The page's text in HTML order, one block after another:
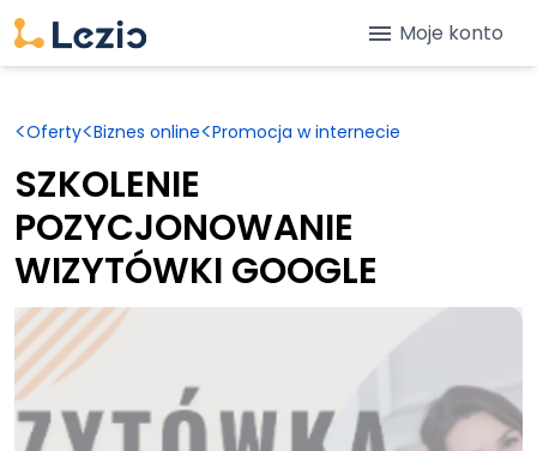
menu Moje konto
<Oferty<Biznes online<Promocja w internecie
SZKOLENIE
POZYCJONOWANIE
WIZYTÓWKI GOOGLE